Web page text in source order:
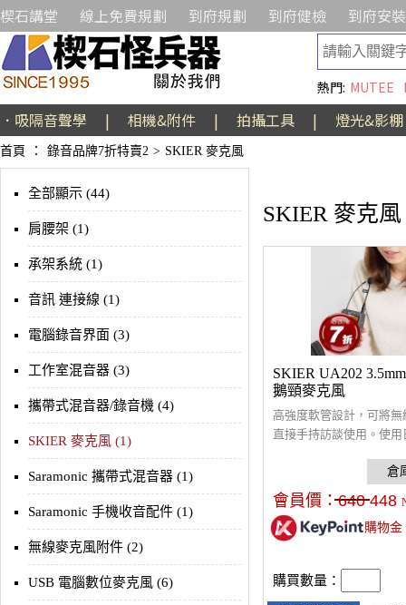
楔石講堂 線上免費規劃 到府規劃 到府健檢 到府安裝
熱門: MUTEE
．吸隔音聲學 | 相機&附件 | 拍攝工具 | 燈光&影棚
首頁 ： 錄音品牌7折特賣2 > SKIER 麥克風
全部顯示 (44)
肩腰架 (1)
承架系統 (1)
音訊 連接線 (1)
電腦錄音界面 (3)
工作室混音器 (3)
攜帶式混音器/錄音機 (4)
SKIER 麥克風 (1)
Saramonic 攜帶式混音器 (1)
Saramonic 手機收音配件 (1)
無線麥克風附件 (2)
USB 電腦數位麥克風 (6)
SKIER 麥克風
SKIER UA202
鵝頸麥克風
高強度軟管設計，可將無
直接手持訪談使用。使用
度，且不易收到環境雜
Sennheiser、COMICA、
GO系列無線麥克風。
會員價：640 448
購物金
購買數量：